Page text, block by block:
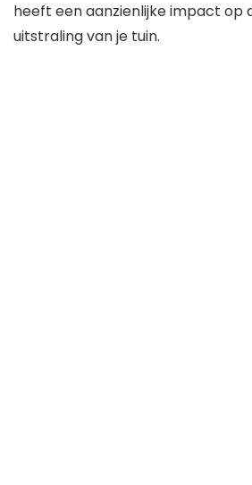
heeft een aanzienlijke impact op
uitstraling van je tuin.